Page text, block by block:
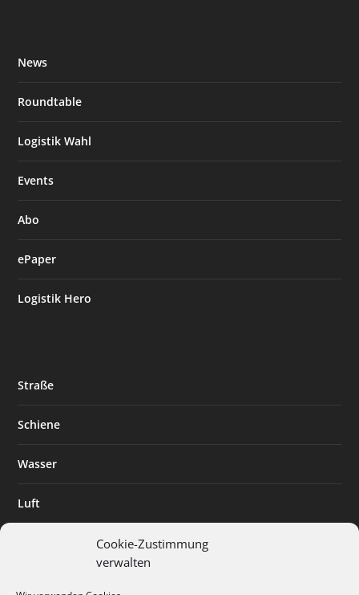
Cookie-Zustimmung
verwalten
News
Roundtable
Logistik Wahl
Events
Abo
ePaper
Logistik Hero
Straße
Schiene
Wasser
Luft